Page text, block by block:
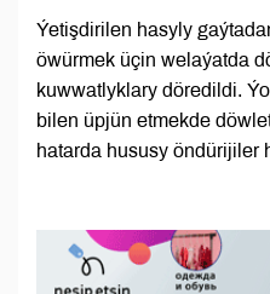
Ýetişdirilen hasyly
öwürmek üçin welaýatda
kuwwatlyklary döredildi.
bilen üpjün etmekde
hatarda hususy öndürijiler